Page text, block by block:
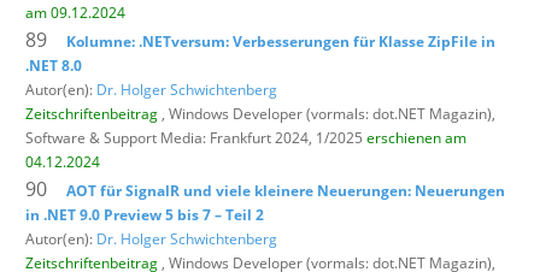
am 09.12.2024
89
Kolumne: .NETversum: Verbesserungen für Klasse ZipFile in
.NET 8.0
Autor(en): Dr. Holger Schwichtenberg
Zeitschriftenbeitrag , Windows Developer (vormals: dot.NET Magazin),
Software & Support Media: Frankfurt 2024, 1/2025 erschienen am
04.12.2024
90
AOT für SignalR und viele kleinere Neuerungen: Neuerungen
in .NET 9.0 Preview 5 bis 7 – Teil 2
Autor(en): Dr. Holger Schwichtenberg
Zeitschriftenbeitrag , Windows Developer (vormals: dot.NET Magazin),